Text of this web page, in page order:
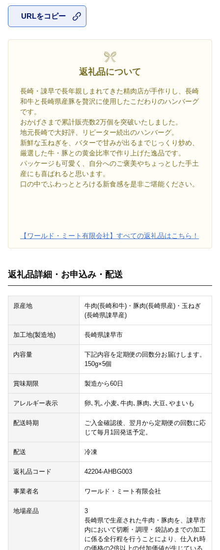
URLをコピー
返礼品について
長崎・諌早で長年親しまれてきた精肉店が手作りし、長崎
和牛と長崎県産豚を贅沢に使用したこだわりのハンバーグ
です。
おかげさまで累計販売数2万個を突破いたしました。
地元長崎で大好評、リピーター続出のハンバーグ。
新鮮な玉ねぎを、バターで甘みが出るまでじっくり炒め、
厳選した牛・豚との黄金比率で作り上げた逸品です。
パッケージも可愛く、自分へのご褒美やちょっとした手土
産にも喜ばれると思います。
口の中でふわっととろける新食感を是非ご堪能ください。
【ワールド・ミート有限会社】すべての返礼品はこちら！
返礼品詳細・お申込み・配送
原産地
牛肉(長崎和牛)・豚肉(長崎県産)・玉ねぎ
(長崎県諌早産)
加工地(製造地) 長崎県諌早市
内容量
下記内容を定期便の回数分お届けします。
150g×5個
賞味期限 製造から60日
アレルギー表示 卵､乳､小麦､牛肉､豚肉､大豆､やまいも
配送時期
ご入金確認後、翌月から定期便の回数に応
じて毎月1回発送予定。
配送 冷凍
返礼品コード 42204-AHBG003
事業者名 ワールド・ミート有限会社
地場産品
3
長崎県で生産された牛肉・豚肉を、諌早市
内において切断・調理・袋詰めまでの加工
に係る全行程を行うことにより、仕入れ時
の価格の2倍以上の付加価値が生じている